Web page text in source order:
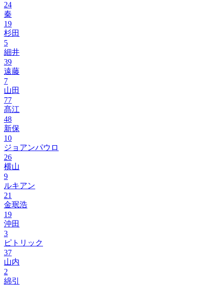
24
秦
19
杉田
5
細井
39
遠藤
7
山田
77
髙江
48
新保
10
ジョアンパウロ
26
横山
9
ルキアン
21
金珉浩
19
沖田
3
ピトリック
37
山内
2
綿引